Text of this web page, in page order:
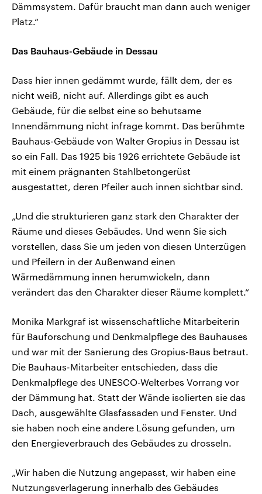
Dämmsystem. Dafür braucht man dann auch weniger
Platz.“
Das Bauhaus-Gebäude in Dessau
Dass hier innen gedämmt wurde, fällt dem, der es
nicht weiß, nicht auf. Allerdings gibt es auch
Gebäude, für die selbst eine so behutsame
Innendämmung nicht infrage kommt. Das berühmte
Bauhaus-Gebäude von Walter Gropius in Dessau ist
so ein Fall. Das 1925 bis 1926 errichtete Gebäude ist
mit einem prägnanten Stahlbetongerüst
ausgestattet, deren Pfeiler auch innen sichtbar sind.
„Und die strukturieren ganz stark den Charakter der
Räume und dieses Gebäudes. Und wenn Sie sich
vorstellen, dass Sie um jeden von diesen Unterzügen
und Pfeilern in der Außenwand einen
Wärmedämmung innen herumwickeln, dann
verändert das den Charakter dieser Räume komplett.“
Monika Markgraf ist wissenschaftliche Mitarbeiterin
für Bauforschung und Denkmalpflege des Bauhauses
und war mit der Sanierung des Gropius-Baus betraut.
Die Bauhaus-Mitarbeiter entschieden, dass die
Denkmalpflege des UNESCO-Welterbes Vorrang vor
der Dämmung hat. Statt der Wände isolierten sie das
Dach, ausgewählte Glasfassaden und Fenster. Und
sie haben noch eine andere Lösung gefunden, um
den Energieverbrauch des Gebäudes zu drosseln.
„Wir haben die Nutzung angepasst, wir haben eine
Nutzungsverlagerung innerhalb des Gebäudes